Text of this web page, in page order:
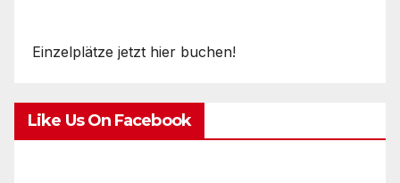
Einzelplätze jetzt hier buchen!
Like Us On Facebook